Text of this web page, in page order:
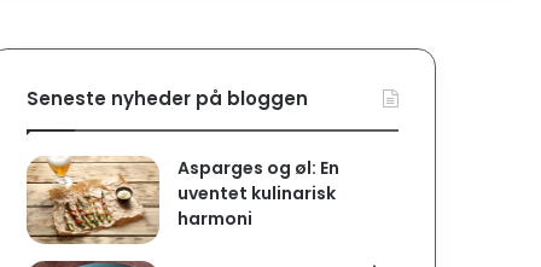
Seneste nyheder på bloggen
Asparges og øl: En
uventet kulinarisk
harmoni